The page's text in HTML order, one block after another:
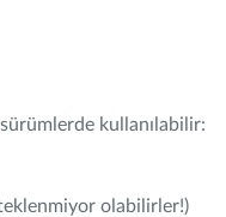
sürümlerde kullanılabilir:
olabilirler!)